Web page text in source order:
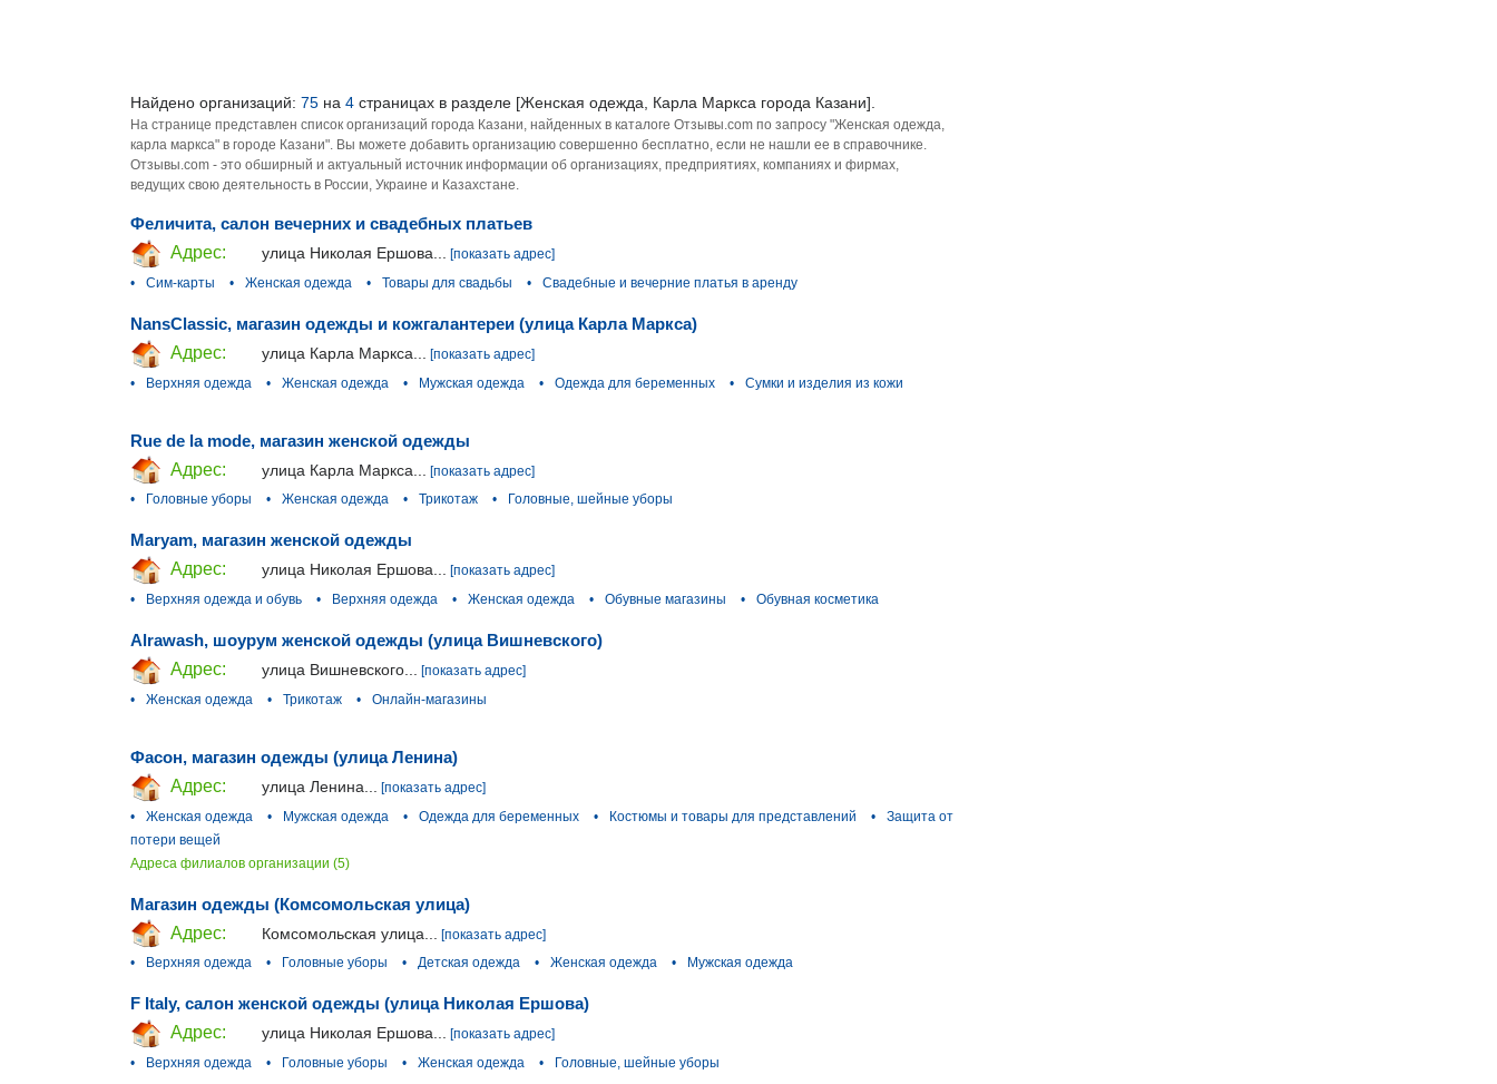
Найдено организаций: 75 на 4 страницах в разделе [Женская одежда, Карла Маркса города Казани].
На странице представлен список организаций города Казани, найденных в каталоге Отзывы.com по запросу "Женская одежда,
карла маркса" в городе Казани". Вы можете добавить организацию совершенно бесплатно, если не нашли ее в справочнике.
Отзывы.com - это обширный и актуальный источник информации об организациях, предприятиях, компаниях и фирмах,
ведущих свою деятельность в России, Украине и Казахстане.
Феличита, салон вечерних и свадебных платьев
Адрес:
улица Николая Ершова...
[показать адрес]
•
Сим-карты • Женская одежда • Товары для свадьбы • Свадебные и вечерние платья в аренду
NansClassic, магазин одежды и кожгалантереи (улица Карла Маркса)
Адрес:
улица Карла Маркса...
[показать адрес]
•
Верхняя одежда • Женская одежда • Мужская одежда • Одежда для беременных • Сумки и изделия из кожи
Rue de la mode, магазин женской одежды
Адрес:
улица Карла Маркса...
[показать адрес]
•
Головные уборы • Женская одежда • Трикотаж • Головные, шейные уборы
Maryam, магазин женской одежды
Адрес:
улица Николая Ершова... [показать адрес]
•
Верхняя одежда и обувь • Верхняя одежда • Женская одежда • Обувные магазины • Обувная косметика
Alrawash, шоурум женской одежды (улица Вишневского)
Адрес:
улица Вишневского...
[показать адрес]
•
Женская одежда • Трикотаж • Онлайн-магазины
Фасон, магазин одежды (улица Ленина)
Адрес:
улица Ленина...
[показать адрес]
•
Женская одежда • Мужская одежда • Одежда для беременных • Костюмы и товары для представлений •
Защита от
потери вещей
Адреса филиалов организации (5)
Магазин одежды (Комсомольская улица)
Адрес:
Комсомольская улица...
[показать адрес]
•
Верхняя одежда • Головные уборы • Детская одежда • Женская одежда • Мужская одежда
F Italy, салон женской одежды (улица Николая Ершова)
Адрес:
улица Николая Ершова... [показать адрес]
•
Верхняя одежда • Головные уборы • Женская одежда • Головные, шейные уборы